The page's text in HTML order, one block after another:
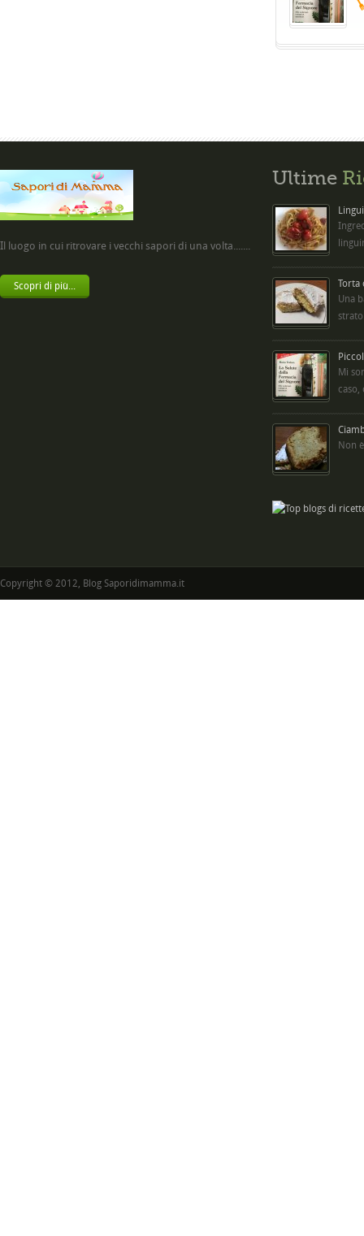
Il luogo in cui ritrovare i vecchi sapori di una volta.......
Scopri di più...
Ultime
Torta
Una
Mi
caso,
Non
Copyright © 2012, Blog Saporidimamma.it